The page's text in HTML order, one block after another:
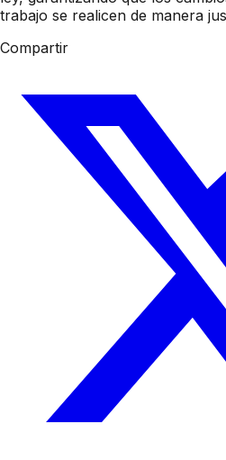
trabajo se realicen de manera
Compartir